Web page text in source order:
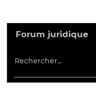
Forum juridique